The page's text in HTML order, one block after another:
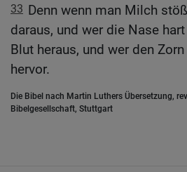
33 Denn wenn man Milch
daraus, und wer die Nase
Blut heraus, und wer den
hervor.
Die Bibel nach Martin Luthers Übersetzung,
Bibelgesellschaft, Stuttgart